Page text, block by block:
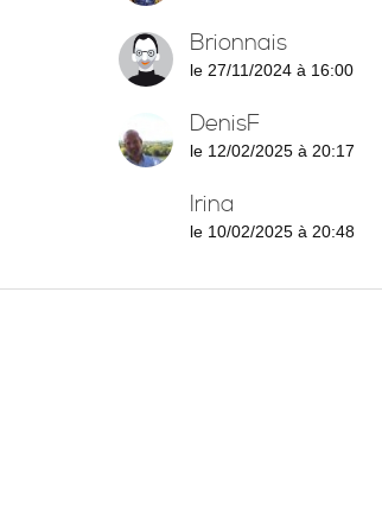
Brionnais
le 27/11/2024 à 16:00
DenisF
le 12/02/2025 à 20:17
Irina
le 10/02/2025 à 20:48